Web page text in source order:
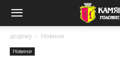
додому Новини
Новини